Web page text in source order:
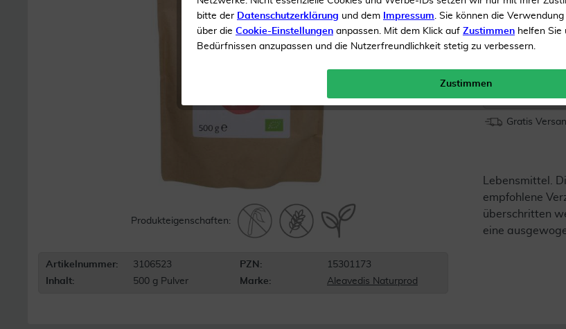
Vegan
Produkteigenschaften:
Artikelnummer: 3106523 PZN:
15301173
Inhalt:
500 g Pulver Marke: Aleavedis Naturprod
Inhalt500 g
Gratis
Lebensmittel.
empfohlene
überschritten
eine
bitte der Datenschutzerklärung und dem Impressum. Sie können die
über die Cookie-Einstellungen anpassen. Mit dem Klick auf Zustimmen helfen Sie
Bedürfnissen anzupassen und die Nutzerfreundlichkeit stetig zu verbessern.
Zustimmen